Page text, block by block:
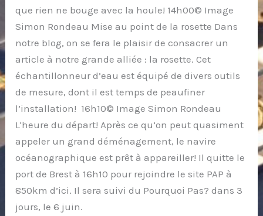
que rien ne bouge avec la houle! 14h00© Image
Simon Rondeau Mise au point de la rosette Dans
notre blog, on se fera le plaisir de consacrer un
article à notre grande alliée : la rosette. Cet
échantillonneur d’eau est équipé de divers outils
de mesure, dont il est temps de peaufiner
l’installation! 16h10© Image Simon Rondeau
L'heure du départ! Après ce qu’on peut quasiment
appeler un grand déménagement, le navire
océanographique est prêt à appareiller! Il quitte le
port de Brest à 16h10 pour rejoindre le site PAP à
850km d’ici. Il sera suivi du Pourquoi Pas? dans 3
jours, le 6 juin.